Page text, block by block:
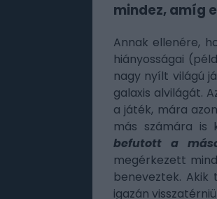
mindez, amíg
Annak ellenére,
hiányosságai
nagy nyílt világú
galaxis alvilágát.
a játék, mára
más számára is
befutott a
megérkezett
beneveztek.
igazán